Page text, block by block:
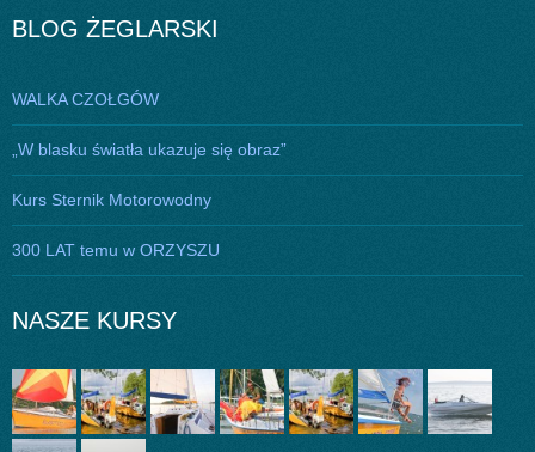
BLOG ŻEGLARSKI
WALKA CZOŁGÓW
„W blasku światła ukazuje się obraz”
Kurs Sternik Motorowodny
300 LAT temu w ORZYSZU
NASZE KURSY